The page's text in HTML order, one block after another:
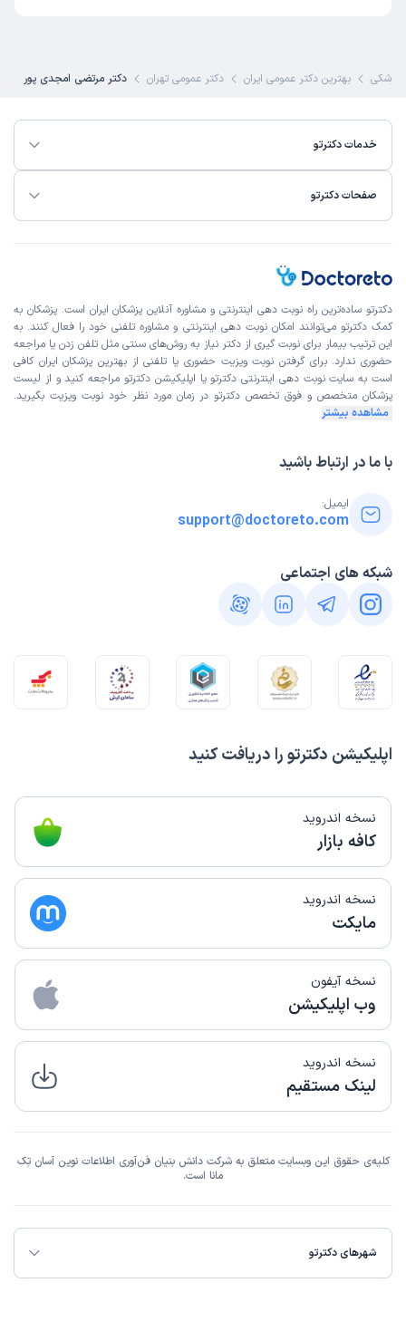
بهترین دکتر عمومی ایران دکتر عمومی تهران دکتر مرتضی امجدی پور
خدمات دکترتو
صفحات دکترتو
اپلیکیشن دکترتو را دریافت کنید
نسخه اندروید
کافه بازار
نسخه اندروید
مایکت
نسخه آیفون
وب اپلیکیشن
نسخه اندروید
لینک مستقیم
دکترتو ساده‌ترین راه نوبت‌ دهی اینترنتی و مشاوره آنلاین پزشکان ایران است. پزشکان به
کمک دکترتو می‌توانند امکان نوبت دهی اینترنتی و مشاوره تلفنی خود را فعال کنند. به
این ترتیب بیمار برای نوبت گیری از دکتر نیاز به روش‌های سنتی مثل تلفن زدن یا مراجعه
حضوری ندارد. برای گرفتن نوبت ویزیت حضوری یا تلفنی از بهترین پزشکان ایران کافی
است به سایت نوبت دهی اینترنتی دکترتو یا اپلیکیشن دکترتو مراجعه کنید و از لیست
پزشکان متخصص و فوق تخصص دکترتو در زمان مورد نظر خود نوبت ویزیت بگیرید.
مشاهده بیشتر
با ما در ارتباط باشید
ایمیل:
support@doctoreto.com
شبکه های اجتماعی
کلیه‌ی حقوق این وبسایت متعلق به شرکت دانش بنیان فن‌آوری اطلاعات نوین آسان تِک
مانا است.
شهرهای دکترتو